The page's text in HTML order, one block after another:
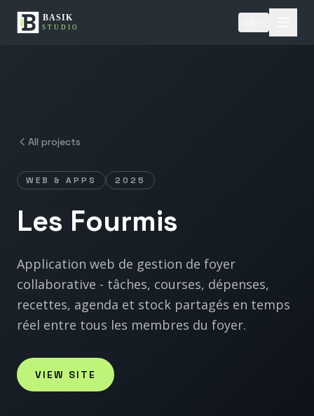
All projects
WEB & APPS 2025
Les Fourmis
Application web de gestion de foyer
collaborative - tâches, courses, dépenses,
recettes, agenda et stock partagés en temps
réel entre tous les membres du foyer.
VIEW SITE